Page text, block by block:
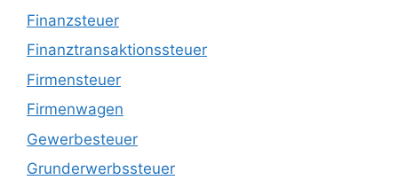
Finanzsteuer
Finanztransaktionssteuer
Firmensteuer
Firmenwagen
Gewerbesteuer
Grunderwerbssteuer